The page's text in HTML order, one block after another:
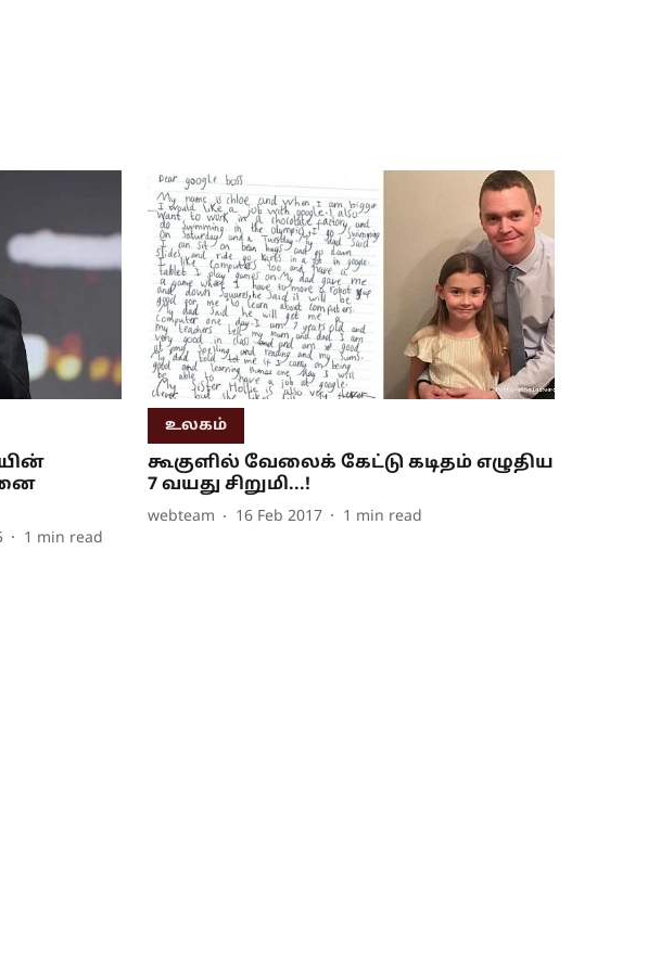
1 min read
உலகம்
கூகுளில் வேலைக் கேட்டு கடிதம் எழுதிய
7 வயது சிறுமி...!
webteam 16 Feb 2017 1 min read